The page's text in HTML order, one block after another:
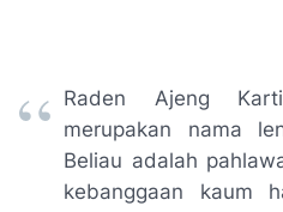
Raden Ajeng
merupakan nama
Beliau adalah
kebanggaan kaum